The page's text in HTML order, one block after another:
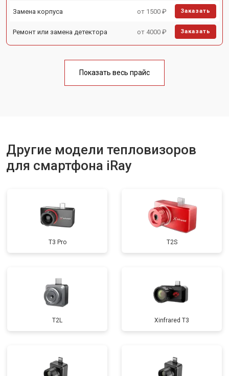
Замена корпуса от 1500 ₽ Заказать
Ремонт или замена детектора от 4000 ₽ Заказать
Показать весь прайс
Другие модели тепловизоров
для смартфона iRay
T3 Pro T2S
T2L Xinfrared T3